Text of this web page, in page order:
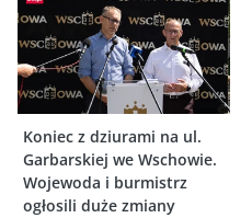
Koniec z dziurami na ul.
Garbarskiej we Wschowie.
Wojewoda i burmistrz
ogłosili duże zmiany